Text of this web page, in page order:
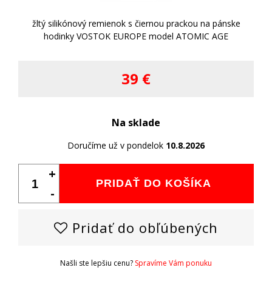
žltý silikónový remienok s čiernou prackou na pánske
hodinky VOSTOK EUROPE model ATOMIC AGE
39 €
Na sklade
Doručíme už v pondelok 10.8.2026
PRIDAŤ DO KOŠÍKA
+
-
Pridať do obľúbených
Našli ste lepšiu cenu? Spravíme Vám ponuku